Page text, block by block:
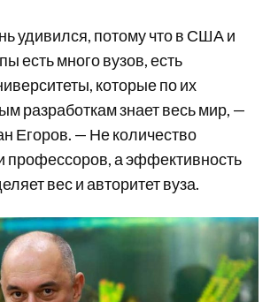
удивился, потому что в США и
есть много вузов, есть
которые по их
разработкам знает весь мир, —
Егоров. — Не количество
профессоров, а эффективность
вес и авторитет вуза.